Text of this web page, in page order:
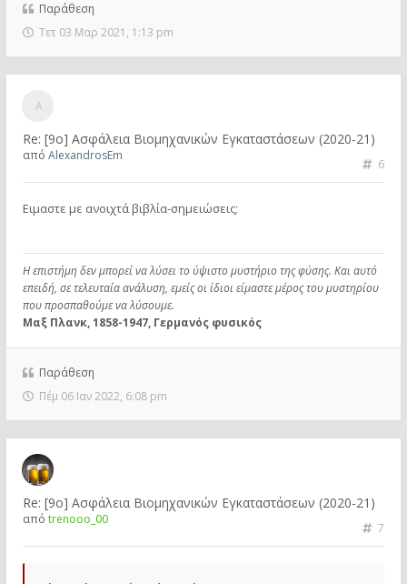
Παράθεση
Τετ 03 Μαρ 2021, 1:13 pm
Re: [9ο] Ασφάλεια Βιομηχανικών Εγκαταστάσεων (2020-21)
6
από AlexandrosEm
Ειμαστε με ανοιχτά βιβλία-σημειώσεις;
Η επιστήμη δεν μπορεί να λύσει το ύψιστο μυστήριο της φύσης. Και αυτό
επειδή, σε τελευταία ανάλυση, εμείς οι ίδιοι είμαστε μέρος του μυστηρίου
που προσπαθούμε να λύσουμε.
Μαξ Πλανκ, 1858-1947, Γερμανός φυσικός
Παράθεση
Πέμ 06 Ιαν 2022, 6:08 pm
Re: [9ο] Ασφάλεια Βιομηχανικών Εγκαταστάσεων (2020-21)
7
από trenooo_00